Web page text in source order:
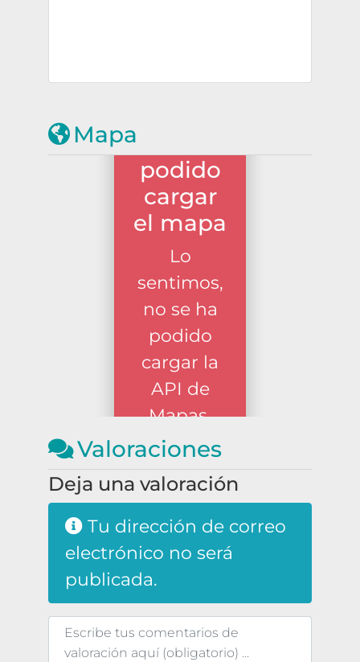
Mapano se ha
podido
cargar
el mapa
Lo
sentimos,
no se ha
podido
cargar la
API de
Mapas.
Valoraciones
Deja una valoración
Tu dirección de correo
electrónico no será
publicada.
Texto de la reseña